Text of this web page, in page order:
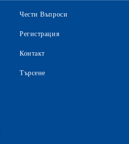
Чести Въпроси
Регистрация
Контакт
Търсене